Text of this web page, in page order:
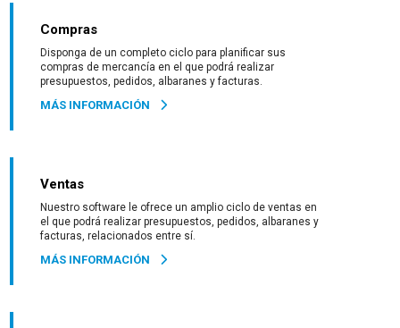
Compras
Disponga de un completo ciclo para planificar sus
compras de mercancía en el que podrá realizar
presupuestos, pedidos, albaranes y facturas.
MÁS INFORMACIÓN
Ventas
Nuestro software le ofrece un amplio ciclo de ventas en
el que podrá realizar presupuestos, pedidos, albaranes y
facturas, relacionados entre sí.
MÁS INFORMACIÓN